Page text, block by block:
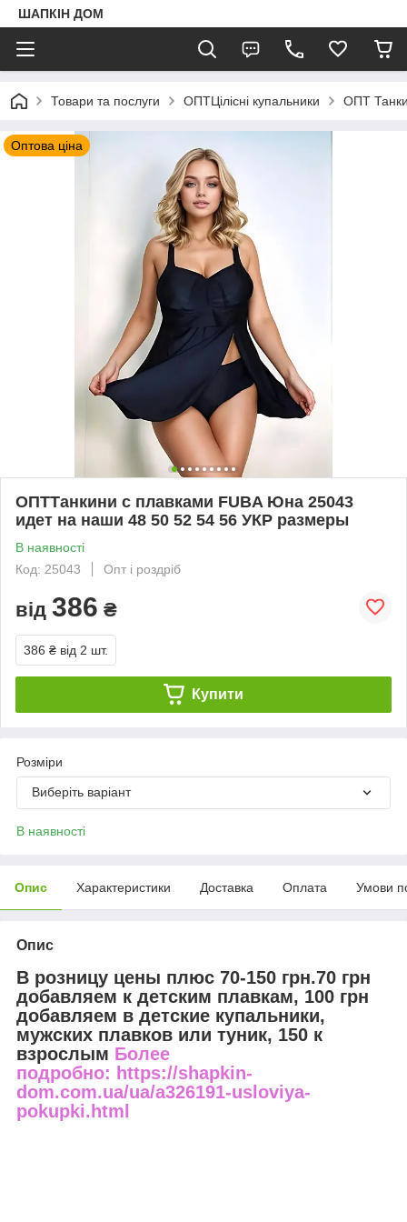
ШАПКIН ДОМ
Товари та послуги ОПТЦілісні купальники ОПТ
Оптова ціна
ОПТТанкини с плавками FUBA Юна 25043
идет на наши 48 50 52 54 56 УКР размеры
В наявності
Код: 25043
Опт і роздріб
від 386 ₴
386 ₴ від 2 шт.
Купити
Розміри
Виберіть варіант
В наявності
Опис Характеристики Доставка Оплата Умови
Опис
В розницу цены плюс 70-150 грн.70 грн
добавляем к детским плавкам, 100 грн
добавляем в детские купальники,
мужских плавков или туник, 150 к
взрослым Более
подробно: https://shapkin-
dom.com.ua/ua/a326191-usloviya-
pokupki.html